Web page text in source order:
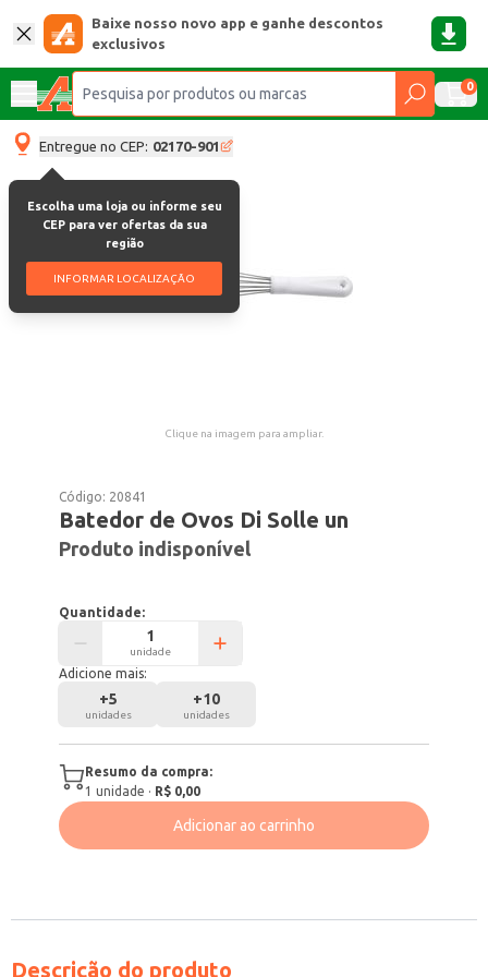
Baixe nosso novo app e ganhe descontos
exclusivos
0
Entregue no CEP: 02170-901
Escolha uma loja ou informe seu
CEP para ver ofertas da sua
região
INFORMAR LOCALIZAÇÃO
Clique na imagem para ampliar.
Código: 20841
Batedor de Ovos Di Solle un
Produto indisponível
Quantidade:
unidade
Adicione mais:
+5
unidades
+10
unidades
Resumo da compra:
1 unidade · R$ 0,00
Adicionar ao carrinho
Descrição do produto